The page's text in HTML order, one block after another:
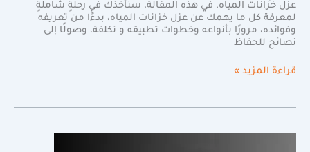
عزل خزانات المياه. في هذه المقالة، سنأخذك في رحلةٍ شاملةٍ
لمعرفة كل ما يهمك عن عزل خزانات المياه، بدءًا من تعريفه
وفوائده، مرورًا بأنواعه وخطوات تطبيقه و تكلفة، وصولًا إلى
نصائح للحفاظ
قراءة المزيد »